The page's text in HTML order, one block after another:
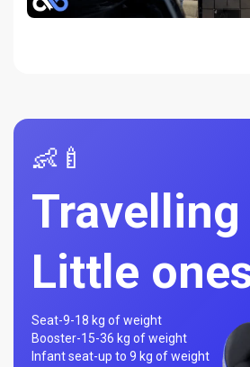
👶🍼
Little
Seat-9-18 kg of weight
Booster-15-36 kg of weight
Infant seat-up to 9 kg of weight